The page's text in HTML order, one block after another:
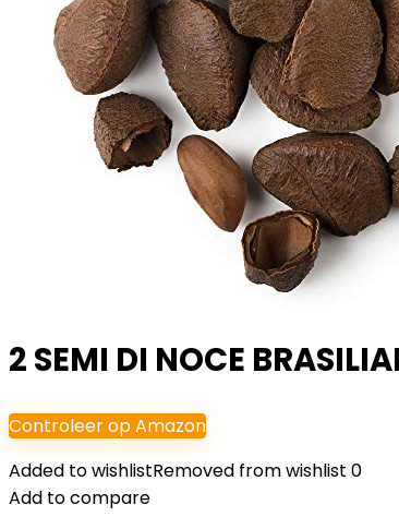
2 SEMI DI NOCE
Controleer op Amazon
Added to wishlistRemoved from wishlist 0
Add to compare